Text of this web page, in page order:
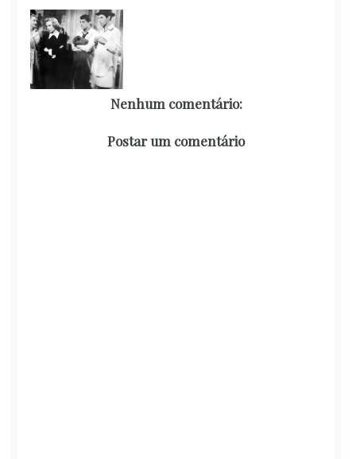
Nenhum comentário:
Postar um comentário